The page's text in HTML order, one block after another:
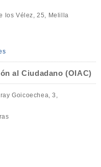
los Vélez, 25, Melilla
al Ciudadano (OIAC)
Goicoechea, 3,